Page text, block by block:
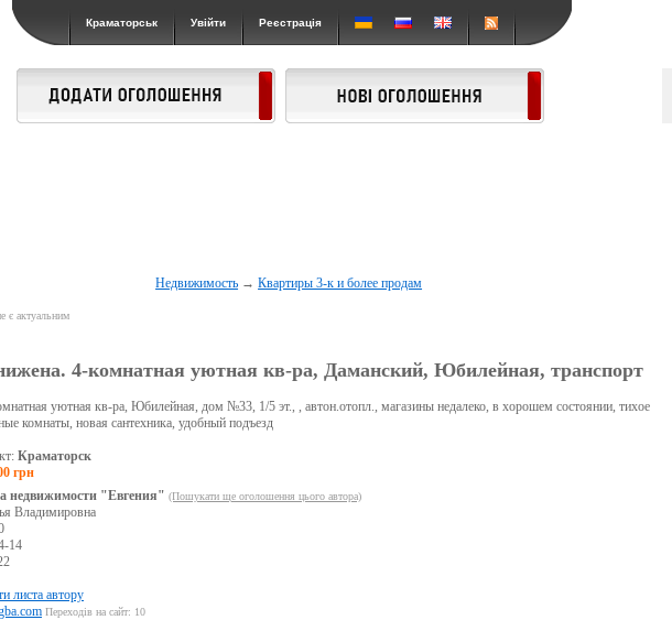
Краматорськ Увійти Реєстрація
Недвижимость →Квартиры 3-к и более продам
є актуальним
4-комнатная уютная кв-ра, Даманский, Юбилейная, транспорт
уютная кв-ра, Юбилейная, дом №33, 1/5 эт., , автон.отопл., магазины недалеко, в хорошем состоянии, тихое
комнаты, новая сантехника, удобный подъезд
Краматорск
грн
недвижимости "Евгения" (Пошукати ще оголошення цього автора)
Владимировна
14
листа автору
Переходів на сайт: 10